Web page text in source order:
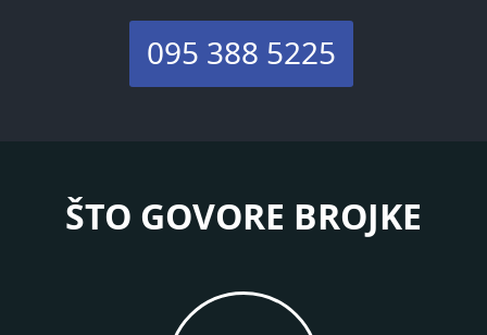
095 388 5225
ŠTO GOVORE BROJKE